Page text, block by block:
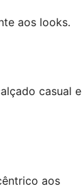
aos looks.
casual e
aos